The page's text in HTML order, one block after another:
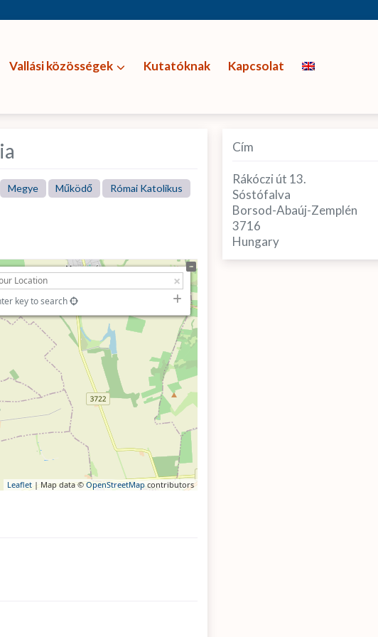
Vallási közösségek Kutatóknak Kapcsolat
Megye Működő
Római Katolikus
key to search
Leaflet| Map data © OpenStreetMapcontributors
Cím
Rákóczi út 13.
Sóstófalva
Borsod-Abaúj-Zemplén
3716
Hungary